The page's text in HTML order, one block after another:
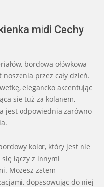
midi Cechy
bordowa ołówkowa
przez cały dzień.
elegancko akcentując
się tuż za kolanem,
jest odpowiednia zarówno
kolor, który jest nie
łączy z innymi
Możesz zatem
dopasowując do niej